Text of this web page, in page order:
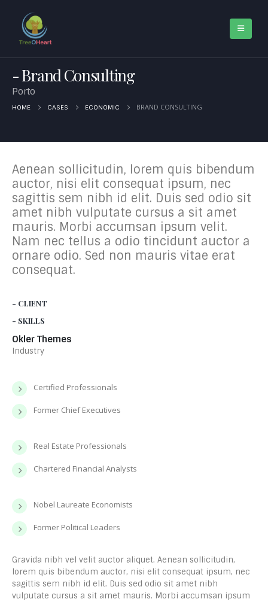
Brand Consulting
Porto
HOME CASES ECONOMIC BRAND CONSULTING
Aenean sollicitudin, lorem quis bibendum
auctor, nisi elit consequat ipsum, nec
sagittis sem nibh id elit. Duis sed odio sit
amet nibh vulputate cursus a sit amet
mauris. Morbi accumsan ipsum velit.
Nam nec tellus a odio tincidunt auctor a
ornare odio. Sed non mauris vitae erat
consequat.
- CLIENT
- SKILLS
Okler Themes
Industry
Certified Professionals
Former Chief Executives
Real Estate Professionals
Chartered Financial Analysts
Nobel Laureate Economists
Former Political Leaders
Gravida nibh vel velit auctor aliquet. Aenean sollicitudin,
lorem quis bibendum auctor, nisi elit consequat ipsum, nec
sagittis sem nibh id elit. Duis sed odio sit amet nibh
vulputate cursus a sit amet mauris. Morbi accumsan ipsum